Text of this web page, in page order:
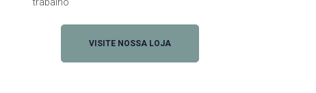
VISITE NOSSA LOJA